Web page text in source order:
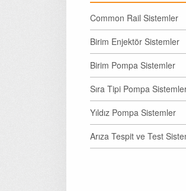
Common Rail Sistemler
Birim Enjektör Sistemler
Birim Pompa Sistemler
Sıra Tipi Pompa
Yıldız Pompa Sistemler
Arıza Tespit ve Test